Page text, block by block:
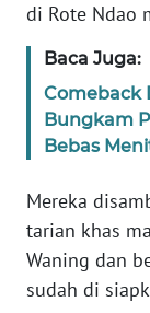
di Rote Ndao
Baca Juga:
Comeback
Bungkam
Bebas
Mereka
tarian khas
Waning dan
sudah di
RIAU
WN
SERAMBI
WN
WN
SULTRA